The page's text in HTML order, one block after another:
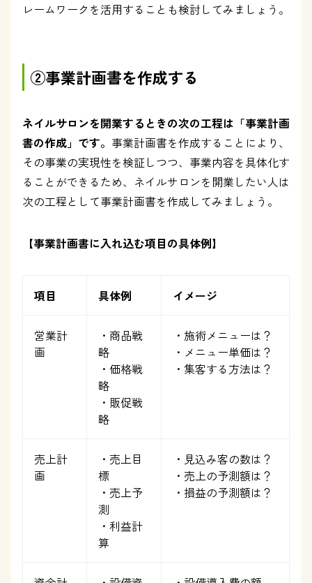
レームワークを活用することも検討してみましょう。
②事業計画書を作成する
ネイルサロンを開業するときの次の工程は「事業計画
書の作成」です。 事業計画書を作成することにより、
その事業の実現性を検証しつつ、事業内容を具体化す
ることができるため、ネイルサロンを開業したい人は
次の工程として事業計画書を作成してみましょう。
【事業計画書に入れ込む項目の具体例】
項目 具体例 イメージ
営業計
画
・商品戦
略
・価格戦
略
・販促戦
略
・施術メニューは？
・メニュー単価は？
・集客する方法は？
売上計
画
・売上目
標
・売上予
測
・利益計
算
・見込み客の数は？
・売上の予測額は？
・損益の予測額は？